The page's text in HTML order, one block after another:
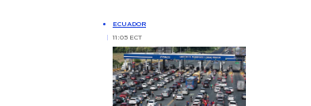
ECUADOR
11:05 ECT